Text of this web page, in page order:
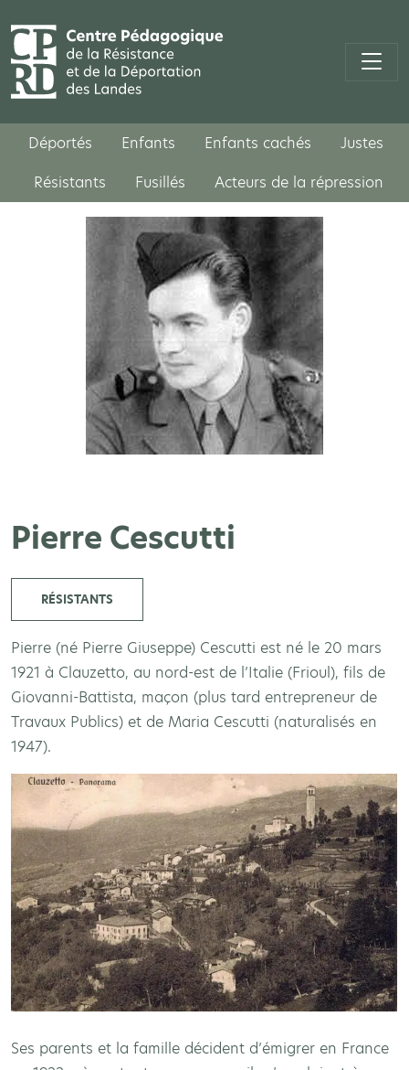
Déportés Enfants Enfants cachés
Justes
Résistants
Fusillés Acteurs de la répression
Pierre Cescutti
RÉSISTANTS
Pierre (né Pierre Giuseppe) Cescutti est né le 20 mars
1921 à Clauzetto, au nord-est de l’Italie (Frioul), fils de
Giovanni-Battista, maçon (plus tard entrepreneur de
Travaux Publics) et de Maria Cescutti (naturalisés en
1947).
Ses parents et la famille décident d’émigrer en France